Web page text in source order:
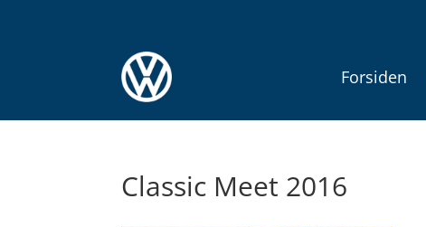
Forsiden
Classic Meet 2016